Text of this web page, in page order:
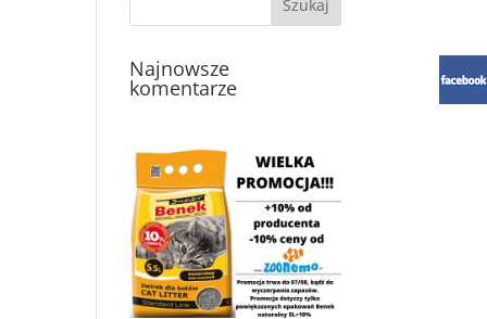
Najnowsze
komentarze